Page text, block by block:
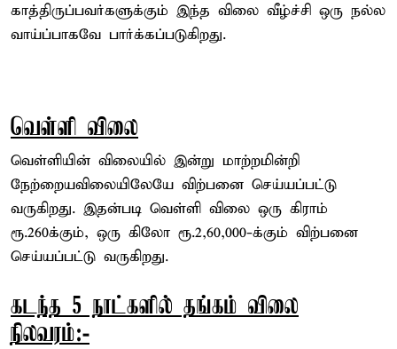
காத்திருப்பவர்களுக்கும் இந்த விலை வீழ்ச்சி ஒரு நல்ல
வாய்ப்பாகவே பார்க்கப்படுகிறது.
வெள்ளி விலை
வெள்ளியின் விலையில் இன்று மாற்றமின்றி
நேற்றையவிலையிலேயே விற்பனை செய்யப்பட்டு
வருகிறது. இதன்படி வெள்ளி விலை ஒரு கிராம்
ரூ.260க்கும், ஒரு கிலோ ரூ.2,60,000-க்கும் விற்பனை
செய்யப்பட்டு வருகிறது.
கடந்த 5 நாட்களில் தங்கம் விலை
நிலவரம்:-